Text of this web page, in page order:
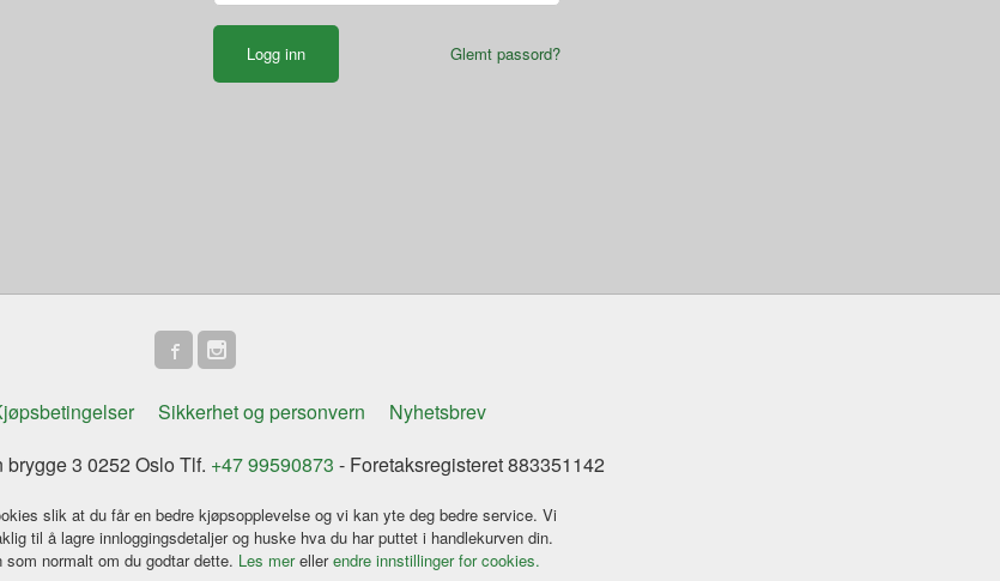
Glemt passord?
Sikkerhet og personvern
Nyhetsbrev
3 0252 Oslo Tlf. +47 99590873 - Foretaksregisteret 883351142
slik at du får en bedre kjøpsopplevelse og vi kan yte deg bedre service. Vi
til å lagre innloggingsdetaljer og huske hva du har puttet i handlekurven din.
normalt om du godtar dette. Les merellerendre innstillinger for cookies.